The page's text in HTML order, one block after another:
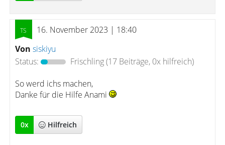
16. November 2023 | 18:40
Von siskiyu
Status:
Frischling(17 Beiträge, 0x hilfreich)
So werd ichs machen,
Danke für die Hilfe Anami
0x Hilfreich